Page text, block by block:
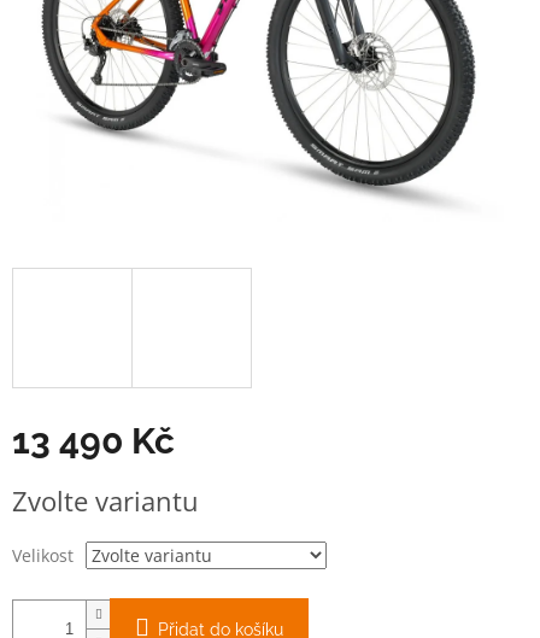
13 490 Kč
cena:
Zvolte variantu
Velikost
Přidat do košíku